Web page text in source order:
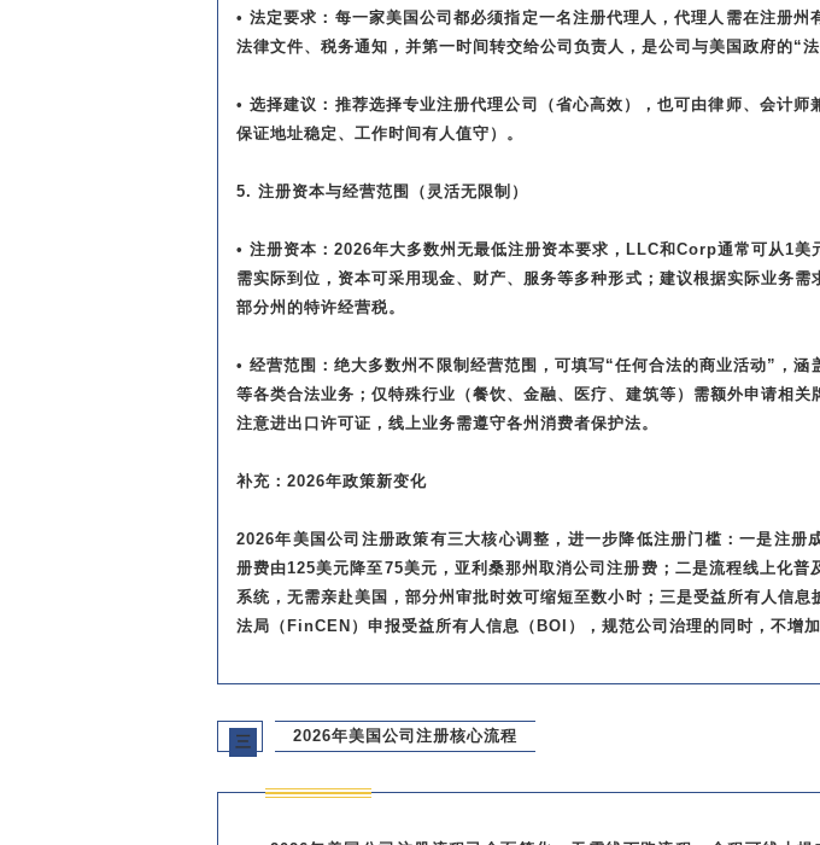
• 法定要求：每一家美国公司都必须指定一名注册代理人，代理人需在注册州
法律文件、税务通知，并第一时间转交给公司负责人，是公司与美国政府的“法
• 选择建议：推荐选择专业注册代理公司（省心高效），也可由律师、会计师
保证地址稳定、工作时间有人值守）。
5. 注册资本与经营范围（灵活无限制）
• 注册资本：2026年大多数州无最低注册资本要求，LLC和Corp通常可从1美
需实际到位，资本可采用现金、财产、服务等多种形式；建议根据实际业务需
部分州的特许经营税。
• 经营范围：绝大多数州不限制经营范围，可填写“任何合法的商业活动”，涵
等各类合法业务；仅特殊行业（餐饮、金融、医疗、建筑等）需额外申请相关
注意进出口许可证，线上业务需遵守各州消费者保护法。
补充：2026年政策新变化
2026年美国公司注册政策有三大核心调整，进一步降低注册门槛：一是注册
册费由125美元降至75美元，亚利桑那州取消公司注册费；二是流程线上化普
系统，无需亲赴美国，部分州审批时效可缩短至数小时；三是受益所有人信息
法局（FinCEN）申报受益所有人信息（BOI），规范公司治理的同时，不增加
三 2026年美国公司注册核心流程